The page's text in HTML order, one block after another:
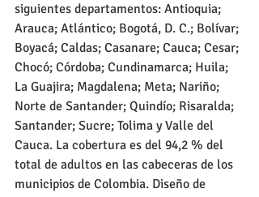
siguientes departamentos: Antioquia;
Arauca; Atlántico; Bogotá, D. C.; Bolívar;
Boyacá; Caldas; Casanare; Cauca; Cesar;
Chocó; Córdoba; Cundinamarca; Huila;
La Guajira; Magdalena; Meta; Nariño;
Norte de Santander; Quindío; Risaralda;
Santander; Sucre; Tolima y Valle del
Cauca. La cobertura es del 94,2 % del
total de adultos en las cabeceras de los
municipios de Colombia. Diseño de